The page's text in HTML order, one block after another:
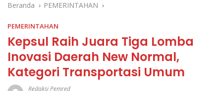
Beranda PEMERINTAHAN
PEMERINTAHAN
Kepsul Raih Juara Tiga Lomba
Inovasi Daerah New Normal,
Kategori Transportasi Umum
Redaksi Pemred